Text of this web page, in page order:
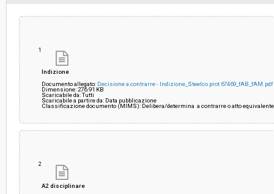
La stazione appaltante agisce per conto
di un altro soggetto singolo:
No
1
Indizione
Documento allegato: Decisione a contrarre - Indizione_Steelco prot 67469_fAB_fAM.pdf
Dimensione: 276.91 KB
Scaricabile da: Tutti
Scaricabile a partire da: Data pubblicazione
Classificazione documento (MIMS): Delibera/determina a contrarre o atto equivalente
2
A2 disciplinare